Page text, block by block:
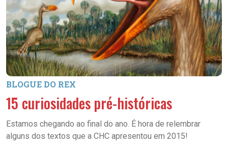
BLOGUE DO REX
15 curiosidades pré-históricas
Estamos chegando ao final do ano. É hora de relembrar
alguns dos textos que a CHC apresentou em 2015!